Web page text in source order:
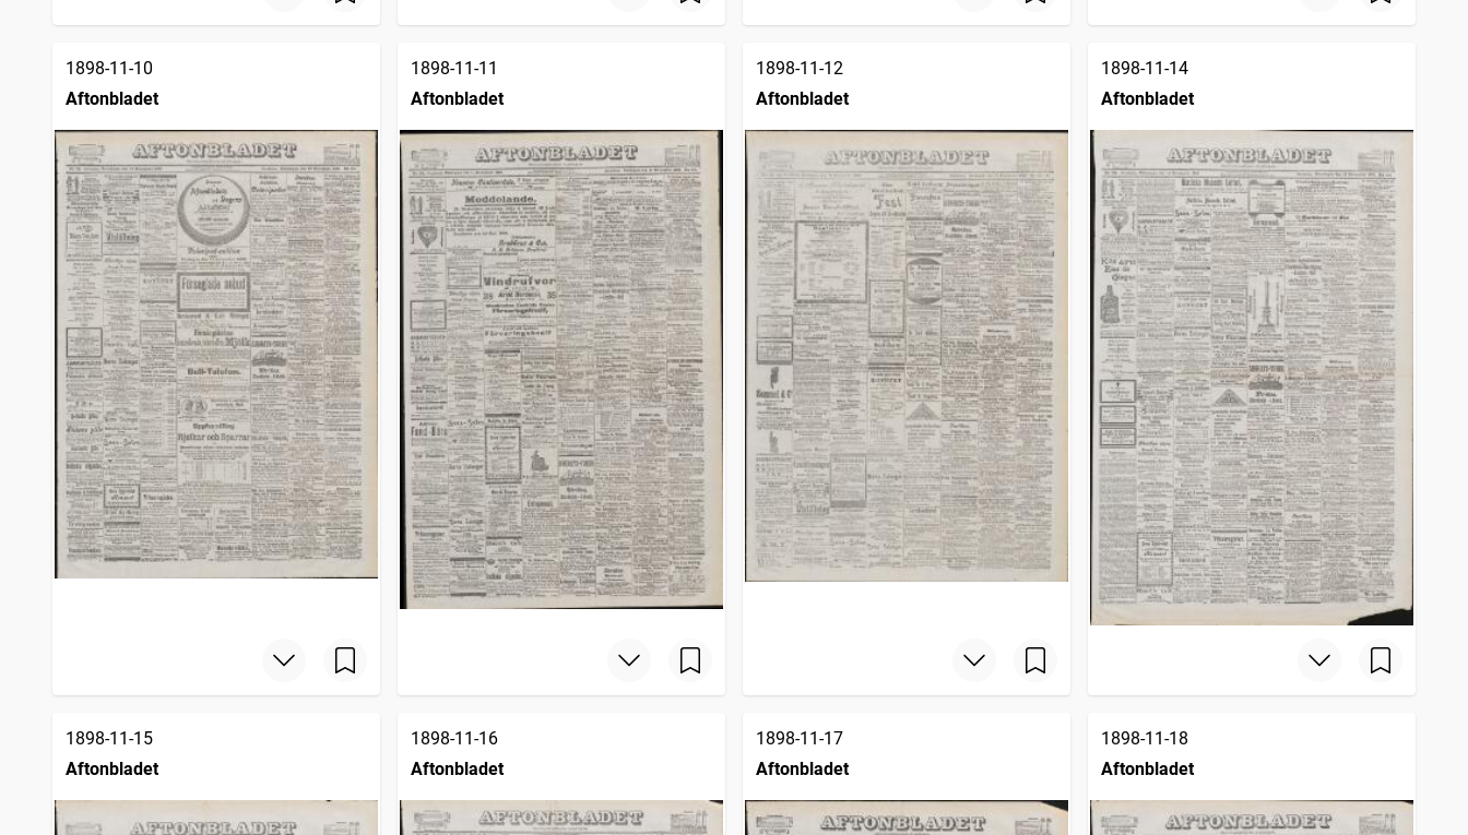
1898-11-10
Aftonbladet
1898-11-11
Aftonbladet
1898-11-12
Aftonbladet
1898-11-14
Aftonbladet
1898-11-15
Aftonbladet
1898-11-16
Aftonbladet
1898-11-17
Aftonbladet
1898-11-18
Aftonbladet